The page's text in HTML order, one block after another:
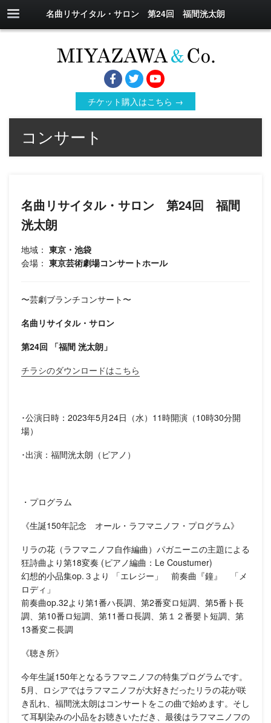
名曲リサイタル・サロン 第24回 福間洸太朗
チケット購入はこちら →
コンサート
名曲リサイタル・サロン 第24回 福間
洸太朗
地域： 東京・池袋
会場： 東京芸術劇場コンサートホール
〜芸劇ブランチコンサート〜
名曲リサイタル・サロン
第24回 「福間 洸太朗」
チラシのダウンロードはこちら
･公演日時：2023年5月24日（水）11時開演（10時30分開
場）
･出演：福間洸太朗（ピアノ）
・プログラム
《生誕150年記念 オール・ラフマニノフ・プログラム》
リラの花（ラフマニノフ自作編曲）パガニーニの主題による
狂詩曲より第18変奏 (ピアノ編曲：Le Coustumer)
幻想的小品集op.３より 「エレジー」 前奏曲『鐘』 「メ
ロディ」
前奏曲op.32より第1番ハ長調、第2番変ロ短調、第5番ト長
調、第10番ロ短調、第11番ロ長調、第１２番嬰ト短調、第
13番変ニ長調
《聴き所》
今年生誕150年となるラフマニノフの特集プログラムです。
5月、ロシアではラフマニノフが大好きだったリラの花が咲
き乱れ、福間洸太朗はコンサートをこの曲で始めます。そし
て耳馴染みの小品をお聴きいただき、最後はラフマニノフの